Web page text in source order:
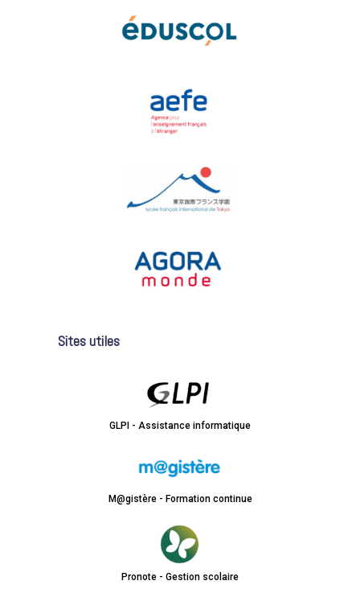
Sites utiles
GLPI - Assistance informatique
M@gistère - Formation continue
Pronote - Gestion scolaire